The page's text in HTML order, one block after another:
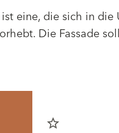
eine, die sich in
Die Fassade
star_border